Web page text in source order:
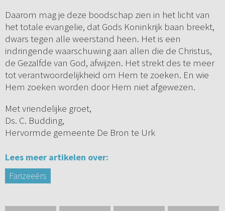
Daarom mag je deze boodschap zien in het licht van
het totale evangelie, dat Gods Koninkrijk baan breekt,
dwars tegen alle weerstand heen. Het is een
indringende waarschuwing aan allen die de Christus,
de Gezalfde van God, afwijzen. Het strekt des te meer
tot verantwoordelijkheid om Hem te zoeken. En wie
Hem zoeken worden door Hem niet afgewezen.
Met vriendelijke groet,
Ds. C. Budding,
Hervormde gemeente De Bron te Urk
Lees meer artikelen over:
Farizeeërs